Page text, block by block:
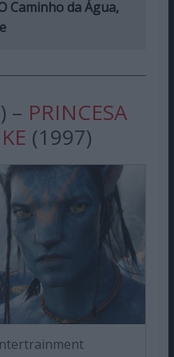
Caminho da Água,
– PRINCESA
(1997)